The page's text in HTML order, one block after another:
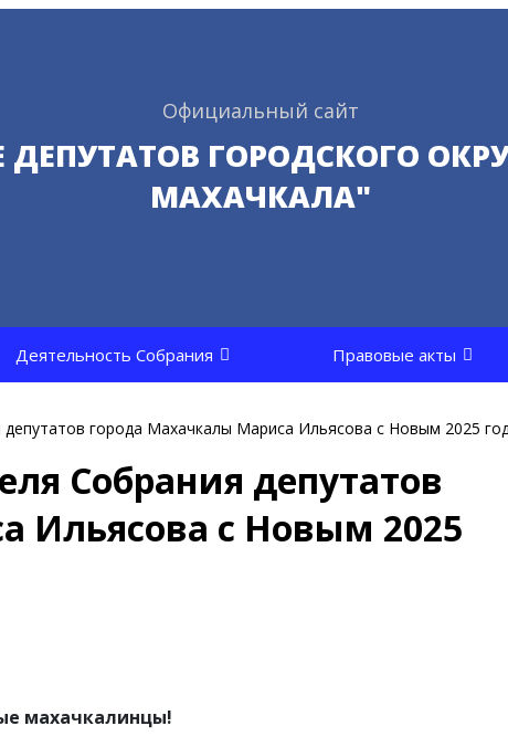
Официальный сайт
ДЕПУТАТОВ ГОРОДСКОГО
МАХАЧКАЛА"
Деятельность Собрания Правовые акты
города Махачкалы Мариса Ильясова с Новым 2025
Собрания депутатов
Ильясова с Новым 2025
махачкалинцы!